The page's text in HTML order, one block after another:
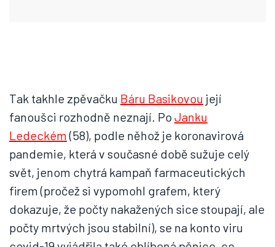
Tak takhle zpěvačku Báru Basikovou její
fanoušci rozhodně neznají. Po Janku
Ledeckém(58), podle něhož je koronavirová
pandemie, která v současné době sužuje celý
svět, jenom chytrá kampaň farmaceutických
firem (pročež si vypomohl grafem, který
dokazuje, že počty nakažených sice stoupají, ale
počty mrtvých jsou stabilní), se na konto viru